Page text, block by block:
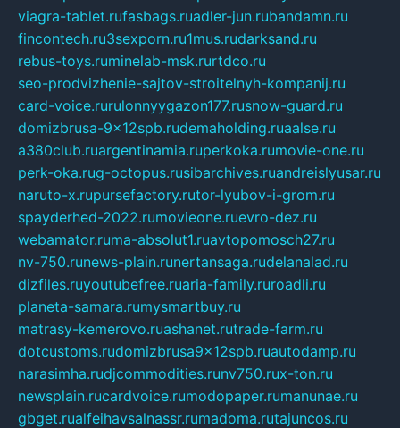
viagra-tablet.rufasbags.ruadler-jun.rubandamn.ru
fincontech.ru3sexporn.ru1mus.rudarksand.ru
rebus-toys.ruminelab-msk.rurtdco.ru
seo-prodvizhenie-sajtov-stroitelnyh-kompanij.ru
card-voice.rurulonnyygazon177.rusnow-guard.ru
domizbrusa-9x12spb.rudemaholding.ruaalse.ru
a380club.ruargentinamia.ruperkoka.rumovie-one.ru
perk-oka.rug-octopus.rusibarchives.ruandreislyusar.ru
naruto-x.rupursefactory.rutor-lyubov-i-grom.ru
spayderhed-2022.rumovieone.ruevro-dez.ru
webamator.ruma-absolut1.ruavtopomosch27.ru
nv-750.runews-plain.runertansaga.rudelanalad.ru
dizfiles.ruyoutubefree.ruaria-family.ruroadli.ru
planeta-samara.rumysmartbuy.ru
matrasy-kemerovo.ruashanet.rutrade-farm.ru
dotcustoms.rudomizbrusa9x12spb.ruautodamp.ru
narasimha.rudjcommodities.runv750.rux-ton.ru
newsplain.rucardvoice.rumodopaper.rumanunae.ru
gbget.rualfeihavsalnassr.rumadoma.rutajuncos.ru